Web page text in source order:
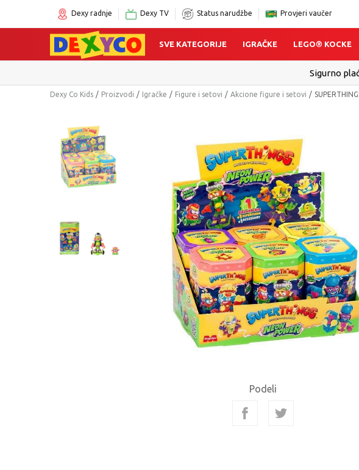
Dexy radnje Dexy TV Status narudžbe Provjeri vaučer
SVE KATEGORIJE IGRAČKE LEGO® KOCKE
Sigurno
Dexy Co Kids Proizvodi Igračke Figure i setovi Akcione figure i setovi
Podeli